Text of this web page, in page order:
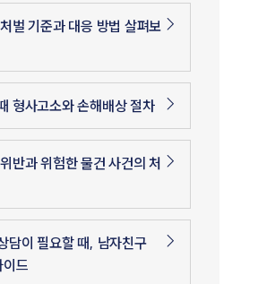
벌 기준과 대응 방법 살펴보
형사고소와 손해배상 절차
반과 위험한 물건 사건의 처
담이 필요할 때, 남자친구
이드